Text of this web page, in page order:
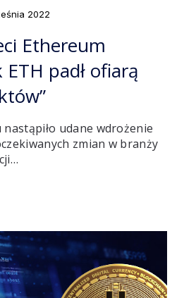
2022
Ethereum
padł ofiarą
udane wdrożenie
zmian w branży